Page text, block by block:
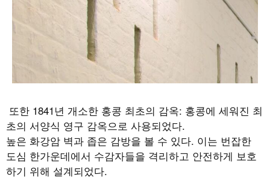
또한 1841 년 개소한 홍콩 최초의 감옥: 홍콩에 세워진 최
초의 서양식 영구 감옥으로 사용되었다.
높은 화강암 벽과 좁은 감방을 볼 수 있다. 이는 번잡한
도심 한가운데에서 수감자들을 격리하고 안전하게 보호
하기 위해 설계되었다.